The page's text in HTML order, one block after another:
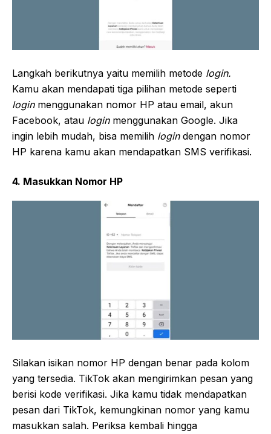
Langkah berikutnya yaitu memilih metode login.
Kamu akan mendapati tiga pilihan metode seperti
login menggunakan nomor HP atau email, akun
Facebook, atau login menggunakan Google. Jika
ingin lebih mudah, bisa memilih login dengan nomor
HP karena kamu akan mendapatkan SMS verifikasi.
4. Masukkan Nomor HP
Silakan isikan nomor HP dengan benar pada kolom
yang tersedia. TikTok akan mengirimkan pesan yang
berisi kode verifikasi. Jika kamu tidak mendapatkan
pesan dari TikTok, kemungkinan nomor yang kamu
masukkan salah. Periksa kembali hingga